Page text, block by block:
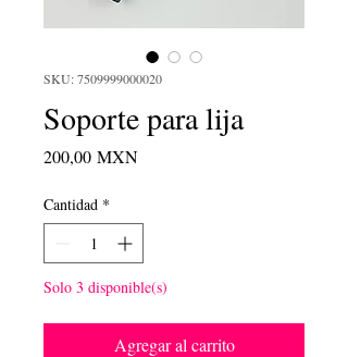
SKU: 7509999000020
Soporte para lija
200,00 MXNPrecio
Cantidad *
Solo 3 disponible(s)
Agregar al carrito